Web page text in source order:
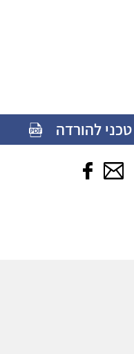
להורדה
שתפו בווטסאפ
שתפו במייל
שתפו בפייסבוק